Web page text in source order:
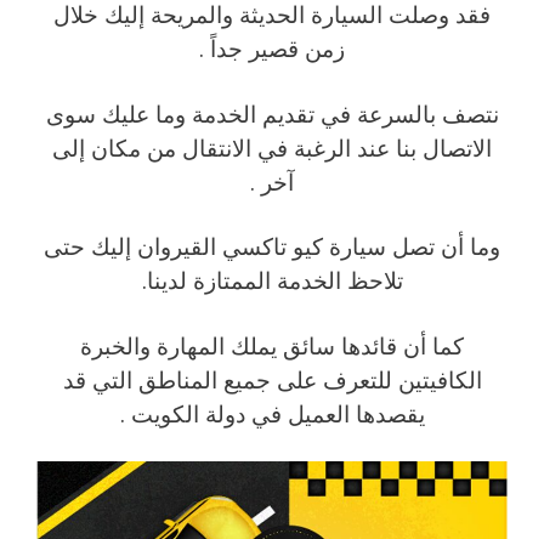
فقد وصلت السيارة الحديثة والمريحة إليك خلال
زمن قصير جداً .
نتصف بالسرعة في تقديم الخدمة وما عليك سوى
الاتصال بنا عند الرغبة في الانتقال من مكان إلى
آخر .
وما أن تصل سيارة كيو تاكسي القيروان إليك حتى
تلاحظ الخدمة الممتازة لدينا.
كما أن قائدها سائق يملك المهارة والخبرة
الكافيتين للتعرف على جميع المناطق التي قد
يقصدها العميل في دولة الكويت .